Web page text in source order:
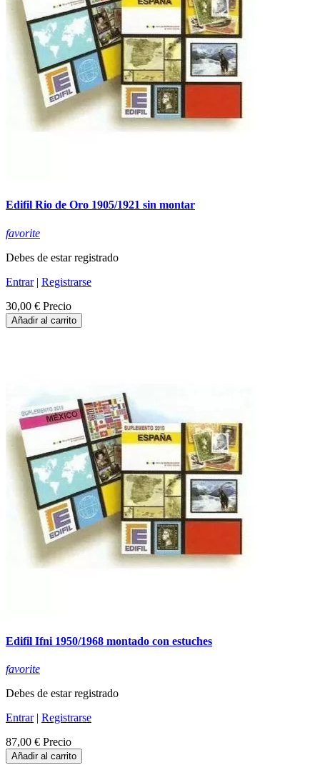
Edifil Rio de Oro 1905/1921 sin montar
favorite
Debes de estar registrado
Entrar| Registrarse
30,00 € Precio
Añadir al carrito
Edifil Ifni 1950/1968 montado con estuches
favorite
Debes de estar registrado
Entrar| Registrarse
87,00 € Precio
Añadir al carrito